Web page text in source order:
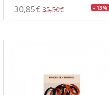
30,85€ 35,50€ - 13%